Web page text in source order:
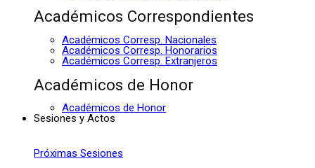
Académicos Correspondientes
Académicos Corresp. Nacionales
Académicos Corresp. Honorarios
Académicos Corresp. Extranjeros
Académicos de Honor
Académicos de Honor
Sesiones y Actos
Próximas Sesiones